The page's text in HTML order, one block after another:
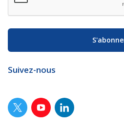
Suivez-nous